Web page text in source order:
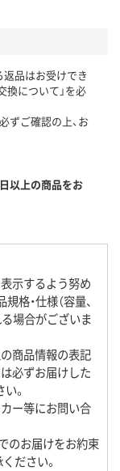
返品はお受けでき
換について」を必
必ずご確認の上、お
以上の商品をお
示するよう努め
格・仕様（容量、
る場合がございま
商品情報の表記
必ずお届けした
。
ー等にお問い合
のお届けをお約束
ださい。